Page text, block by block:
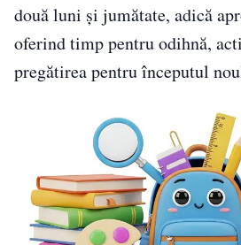
două luni și jumătate, adică
oferind timp pentru odihnă,
pregătirea pentru începutul